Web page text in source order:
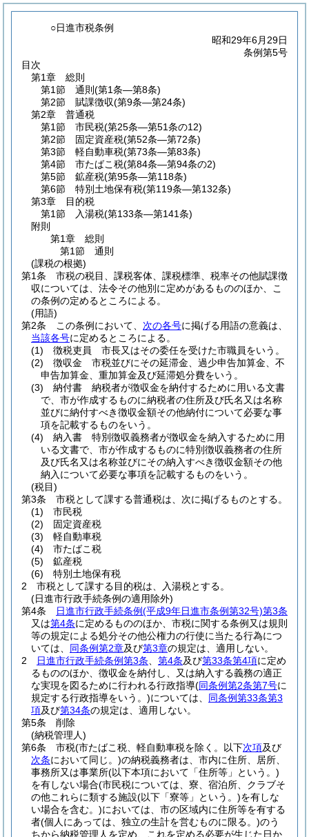
○日進市税条例
昭和29年6月29日
条例第5号
目次
第1章
総則
第1節
通則 (第1条―第8条)
第2節
賦課徴収(第9条―第24条)
第2章
普通税
第1節
市民税(第25条―第51条の12)
第2節
固定資産税(第52条―第72条)
第3節
軽自動車税(第73条―第83条)
第4節
市たばこ税(第84条―第94条の2)
第5節
鉱産税(第95条―第118条)
第6節
特別土地保有税(第119条―第132条)
第3章
目的税
第1節
入湯税(第133条―第141条)
附則
第1章
総則
第1節
通則
(課税の根拠)
第1条
市税の税目、課税客体、課税標準、税率その他賦課徴
収については、法令その他別に定めがあるもののほか、こ
の条例の定めるところによる。
(用語)
第2条
この条例において、 次の各号に掲げる用語の意義は、
当該各号に定めるところによる。
(1)
徴税吏員 市長又はその委任を受けた市職員をいう。
(2)
徴収金 市税並びにその延滞金、過少申告加算金、不
申告加算金、重加算金及び延滞処分費をいう。
(3)
納付書 納税者が徴収金を納付するために用いる文書
で、市が作成するものに納税者の住所及び氏名又は名称
並びに納付すべき徴収金額その他納付について必要な事
項を記載するものをいう。
(4)
納入書 特別徴収義務者が徴収金を納入するために用
いる文書で、市が作成するものに特別徴収義務者の住所
及び氏名又は名称並びにその納入すべき徴収金額その他
納入について必要な事項を記載するものをいう。
(税目)
第3条
市税として課する普通税は、次に掲げるものとする。
(1)
市民税
(2)
固定資産税
(3)
軽自動車税
(4)
市たばこ税
(5)
鉱産税
(6)
特別土地保有税
2
市税として課する目的税は、入湯税とする。
(日進市行政手続条例の適用除外)
第4条
日進市行政手続条例(平成9年日進市条例第32号)第3条
又は第4条に定めるもののほか、市税に関する条例又は規則
等の規定による処分その他公権力の行使に当たる行為につ
いては、 同条例第2章及び第3章の規定は、適用しない。
2
日進市行政手続条例第3条 第4条及び第33条第4項に定め
るもののほか、徴収金を納付し、又は納入する義務の適正
な実現を図るために行われる行政指導(同条例第2条第7号に
規定する行政指導をいう。)については、 同条例第33条第3
項及び第34条の規定は、適用しない。
第5条
削除
(納税管理人)
第6条
市税(市たばこ税、軽自動車税を除く。以下次項及び
次条において同じ。)の納税義務者は、市内に住所、居所、
事務所又は事業所(以下本項において「住所等」という。)
を有しない場合(市民税については、寮、宿泊所、クラブそ
の他これらに類する施設(以下「寮等」という。)を有しな
い場合を含む。)においては、市の区域内に住所等を有する
者(個人にあっては、独立の生計を営むものに限る。)のう
ちから納税管理人を定め、これを定める必要が生じた日か